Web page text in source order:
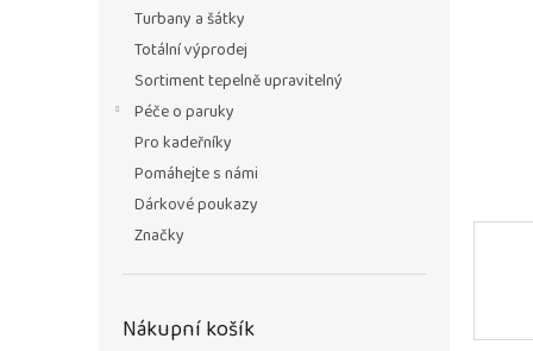
Turbany a šátky
Totální výprodej
Sortiment tepelně upravitelný
Péče o paruky
Pro kadeřníky
Pomáhejte s námi
Dárkové poukazy
Značky
Nákupní košík